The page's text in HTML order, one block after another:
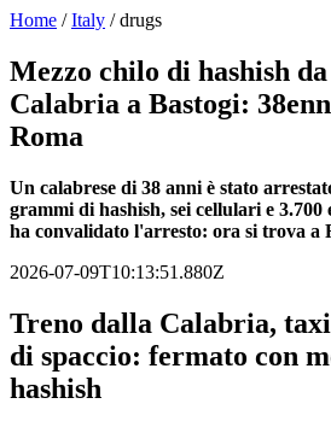
Home /Italy /drugs
Mezzo chilo di hashish
Calabria a Bastogi:
Roma
Un calabrese di 38 anni è stato
grammi di hashish, sei cellulari e
ha convalidato l'arresto: ora si trova a
2026-07-09T10:13:51.880Z
Treno dalla Calabria,
di spaccio: fermato con
hashish